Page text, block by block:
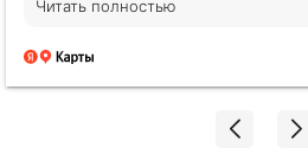
доверие. Согласились
обращаться за услугами!
Читать полностью